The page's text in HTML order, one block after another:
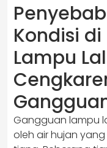
Kondisi
Lampu
Gangguan lampu
oleh air hujan yang